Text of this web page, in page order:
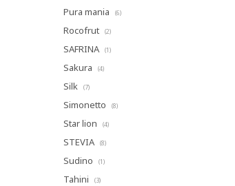
Pura mania (6)
Rocofrut (2)
SAFRINA (1)
Sakura (4)
Silk (7)
Simonetto (8)
Star lion (4)
STEVIA (8)
Sudino (1)
Tahini (3)